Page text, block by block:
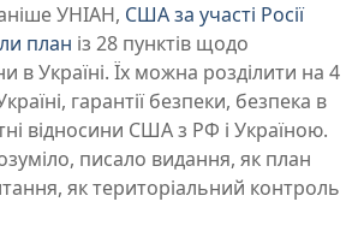
УНІАН, США за участі Росії
план із 28 пунктів щодо
в Україні. Їх можна розділити на 4
гарантії безпеки, безпека в
відносини США з РФ і Україною.
писало видання, як план
як територіальний контроль